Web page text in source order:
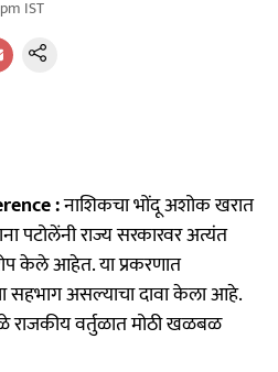
IST
:नाशिकचा भोंदू अशोक खरात
पटोलेंनी राज्य सरकारवर अत्यंत
केले आहेत. या प्रकरणात
सहभाग असल्याचा दावा केला आहे.
राजकीय वर्तुळात मोठी खळबळ